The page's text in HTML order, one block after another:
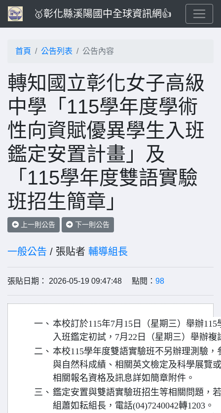
🥇彰化縣溪陽國中全球資訊網👍
首頁 公告列表 公告內容
轉知國立彰化女子高級
中學「115學年度學術
性向資賦優異學生入班
鑑定安置計畫」及
「115學年度雙語實驗
班招生簡章」
上一則公告 下一則公告
一般公告 / 張貼者 輔導組長
張貼日期： 2026-05-19 09:47:48 點閱： 98
一、 本校訂於115年7月15日（星期三）舉辦
入班鑑定初試，7月22日（星期三）舉辦
二、 本校115學年度雙語實驗班不另辦理測驗
與自然科成績、相關英文檢定及科學展覽
相關報名資格及訊息詳如簡章附件。
三、 鑑定安置與雙語實驗班招生等相關問題，
組蕭如耘組長，電話(04)7240042轉1203。